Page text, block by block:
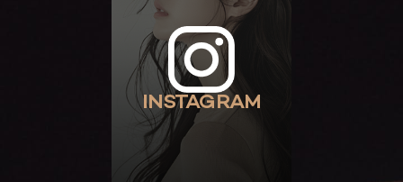
INSTAGRAM